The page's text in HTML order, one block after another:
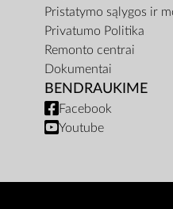
Pristatymo sąlygos ir
Privatumo Politika
Remonto centrai
Dokumentai
BENDRAUKIME
Facebook
Youtube